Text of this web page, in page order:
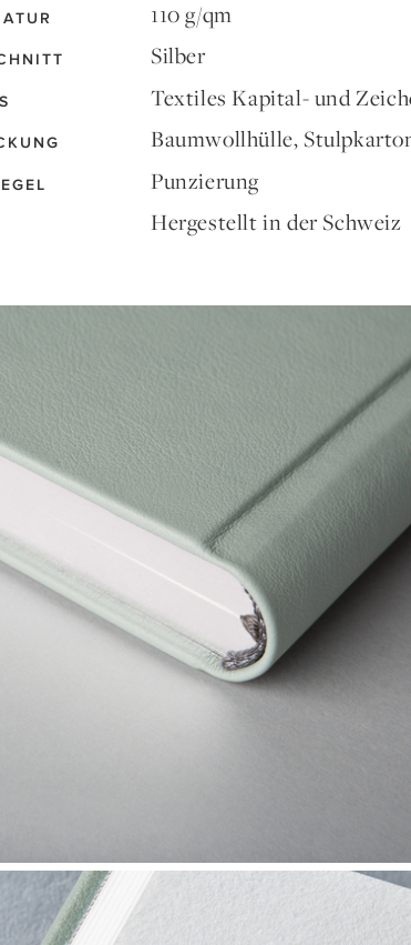
110 g/qm
Silber
Textiles Kapital- und
Baumwollhülle,
Punzierung
Hergestellt in der Schweiz